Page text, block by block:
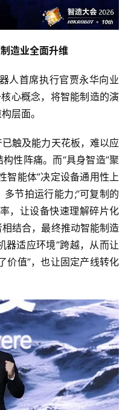
造业全面升维
人首席执行官贾永华向业
心概念，将智能制造的演
层面。
触及能力天花板，难以应
性阵痛。而“具身智造”聚
智能体”决定设备通用性上
节拍运行能力;“可复制的
，让设备快速理解碎片化
结合，最终推动智能制造
器适应环境”跨越，从而让
价值”，也让固定产线转化